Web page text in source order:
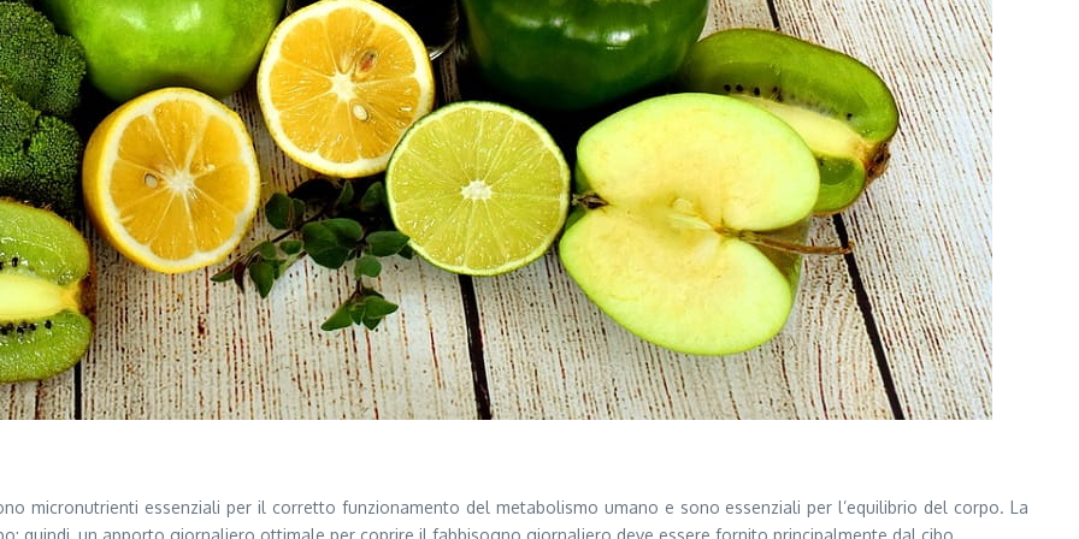
micronutrienti essenziali per il corretto funzionamento del metabolismo umano e sono essenziali per l’equilibrio del corpo. La
quindi, un apporto giornaliero ottimale per coprire il fabbisogno giornaliero deve essere fornito principalmente dal cibo.